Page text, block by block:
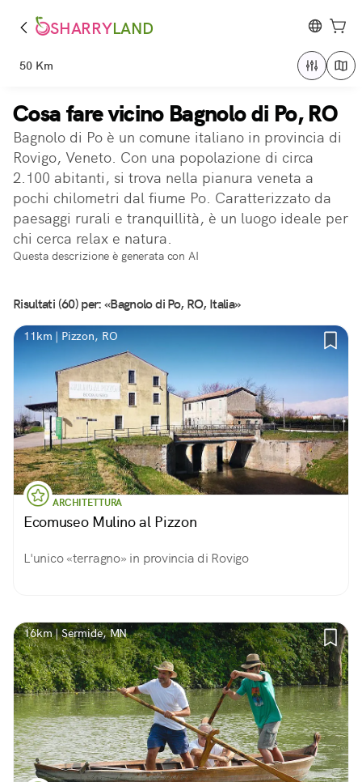
SHARRYLAND
50 Km
Cosa fare vicino Bagnolo di Po, RO
Bagnolo di Po è un comune italiano in provincia di
Rovigo, Veneto. Con una popolazione di circa
2.100 abitanti, si trova nella pianura veneta a
pochi chilometri dal fiume Po. Caratterizzato da
paesaggi rurali e tranquillità, è un luogo ideale per
chi cerca relax e natura.
Questa descrizione è generata con AI
Risultati (60) per: «Bagnolo di Po, RO, Italia»
11km | Pizzon, RO
ARCHITETTURA
Ecomuseo Mulino al Pizzon
L'unico «terragno» in provincia di Rovigo
16km | Sermide, MN